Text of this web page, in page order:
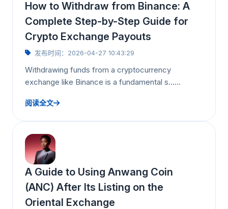
How to Withdraw from Binance: A
Complete Step-by-Step Guide for
Crypto Exchange Payouts
发布时间：2026-04-27 10:43:29
Withdrawing funds from a cryptocurrency
exchange like Binance is a fundamental s……
阅读全文
A Guide to Using Anwang Coin
(ANC) After Its Listing on the
Oriental Exchange